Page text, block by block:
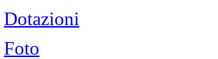
Dotazioni
Foto